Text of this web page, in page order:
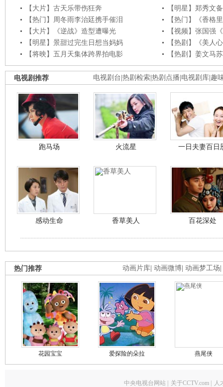
【大片】古天乐带伤狂奔
【明星】郑秀文
【热门】周冬雨李治廷携手催泪
【热门】《香格
【大片】《逆战》造型遭曝光
【视频】张国强
【明星】景甜过完生日想当妈妈
【热剧】《美人
【将映】五月天集体跨界拍电影
【热剧】姜文马
电视剧台 热剧检索 热剧点播 电视剧库 趣
电视剧推荐
跑马场 火流星 一日夫妻百日
感动生命 香草美人 百花深处
动画片库 动画微博 动画梦工场
热门推荐
花园宝宝 爱探险的朵拉 燕尾侠
中央电视台网站 关于CCTV.com 人